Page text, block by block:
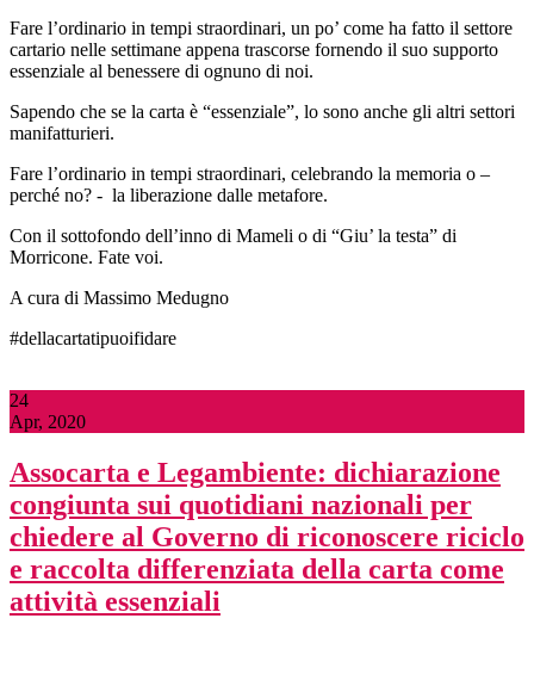
Fare l’ordinario in tempi straordinari, un po’ come ha fatto il settore
cartario nelle settimane appena trascorse fornendo il suo supporto
essenziale al benessere di ognuno di noi.
Sapendo che se la carta è “essenziale”, lo sono anche gli altri settori
manifatturieri.
Fare l’ordinario in tempi straordinari, celebrando la memoria o –
perché no? - la liberazione dalle metafore.
Con il sottofondo dell’inno di Mameli o di “Giu’ la testa” di
Morricone. Fate voi.
A cura di Massimo Medugno
#dellacartatipuoifidare
24
Apr, 2020
Assocarta e Legambiente: dichiarazione
congiunta sui quotidiani nazionali per
chiedere al Governo di riconoscere riciclo
e raccolta differenziata della carta come
attività essenziali